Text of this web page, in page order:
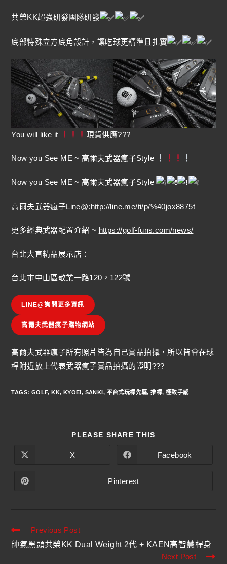
共榮KK超強研發團隊研發
底部特殊立方底角設計，讓吃球更精準且扎實
You will like it 現貨供應???
Now you See ME ~ 高爾夫武器瘋子Style
Now you See ME ~ 高爾夫武器瘋子Style
高爾夫武器瘋子Line@:http://line.me/ti/p/%40jox8875t
更多經典武器配置介紹 ~ https://golf-funs.com/news/
台北大直精品展示店：
台北市中山區敬業一路120，122號
LINE@詢問更多資訊
高爾夫武器瘋子購物網站
高爾夫武器瘋子所有照片皆為自己實品拍攝，所以皆會在球
桿附近放上代表武器瘋子實品拍攝的證明???
TAGS: GOLF, KK, KYOEI , SANKI , 平台式玩桿先驅, 推桿, 極致手感
PLEASE SHARE THIS
X Facebook
Pinterest
Previous Post
帥氣黑頭共榮KK Dual Weight 2代 + KAEN高智慧桿身
Next Post